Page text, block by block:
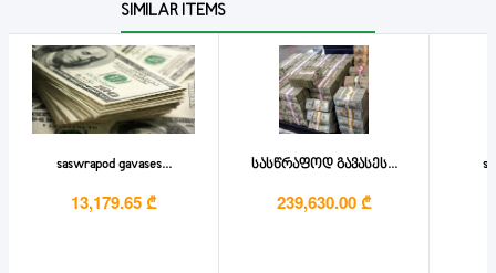
SIMILAR ITEMS
saswrapod gavases...
13,179.65 ₾
სასწრაფოდ გავასეს...
239,630.00 ₾